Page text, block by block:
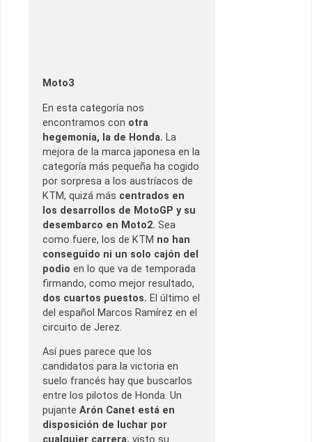
Moto3
En esta categoría nos
encontramos con otra
hegemonía, la de Honda. La
mejora de la marca japonesa en la
categoría más pequeña ha cogido
por sorpresa a los austríacos de
KTM, quizá más centrados en
los desarrollos de MotoGP y su
desembarco en Moto2. Sea
como fuere, los de KTM no han
conseguido ni un solo cajón del
podio en lo que va de temporada
firmando, como mejor resultado,
dos cuartos puestos. El último el
del español Marcos Ramírez en el
circuito de Jerez.
Así pues parece que los
candidatos para la victoria en
suelo francés hay que buscarlos
entre los pilotos de Honda. Un
pujante Arón Canet está en
disposición de luchar por
cualquier carrera, visto su